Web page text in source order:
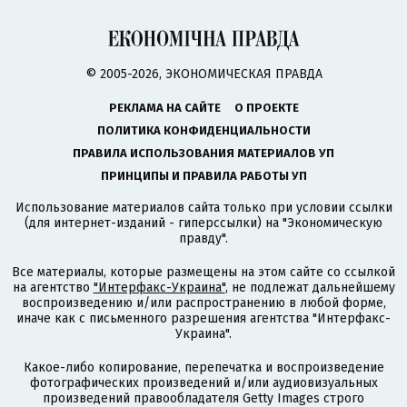
© 2005-2026, ЭКОНОМИЧЕСКАЯ ПРАВДА
РЕКЛАМА НА САЙТЕ
О ПРОЕКТЕ
ПОЛИТИКА КОНФИДЕНЦИАЛЬНОСТИ
ПРАВИЛА ИСПОЛЬЗОВАНИЯ МАТЕРИАЛОВ УП
ПРИНЦИПЫ И ПРАВИЛА РАБОТЫ УП
Использование материалов сайта только при условии ссылки
(для интернет-изданий - гиперссылки) на "Экономическую
правду".
Все материалы, которые размещены на этом сайте со ссылкой
на агентство "Интерфакс-Украина", не подлежат дальнейшему
воспроизведению и/или распространению в любой форме,
иначе как с письменного разрешения агентства "Интерфакс-
Украина".
Какое-либо копирование, перепечатка и воспроизведение
фотографических произведений и/или аудиовизуальных
произведений правообладателя Getty Images строго